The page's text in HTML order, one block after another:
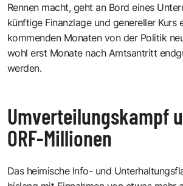
Rennen macht, geht an Bord eines
künftige Finanzlage und genereller Kurs
kommenden Monaten von der Politik
wohl erst Monate nach Amtsantritt
werden.
Umverteilungskampf
ORF-Millionen
Das heimische Info- und